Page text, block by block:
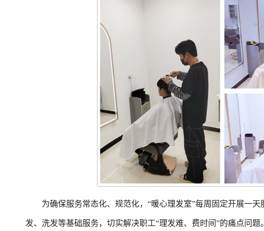
为确保服务常态化、规范化，“暖心理发室”每周固定开展一天
发、洗发等基础服务，切实解决职工“理发难、费时间”的痛点问